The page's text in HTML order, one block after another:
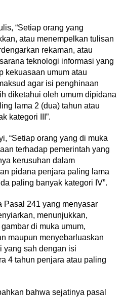
“Setiap orang yang
atau menempelkan tulisan
rekaman, atau
teknologi informasi yang
kekuasaan umum atau
agar isi penghinaan
diketahui oleh umum dipidana
lama 2 (dua) tahun atau
kategori III”.
“Setiap orang yang di muka
terhadap pemerintah yang
kerusuhan dalam
pidana penjara paling lama
paling banyak kategori IV”.
Pasal 241 yang menyasar
menunjukkan,
di muka umum,
maupun menyebarluaskan
yang sah dengan isi
4 tahun penjara atau paling
bahwa sejatinya pasal